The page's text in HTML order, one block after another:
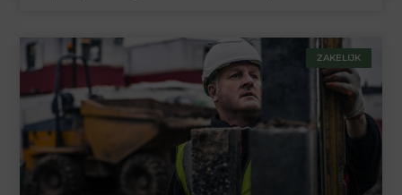
ZAKELIJK